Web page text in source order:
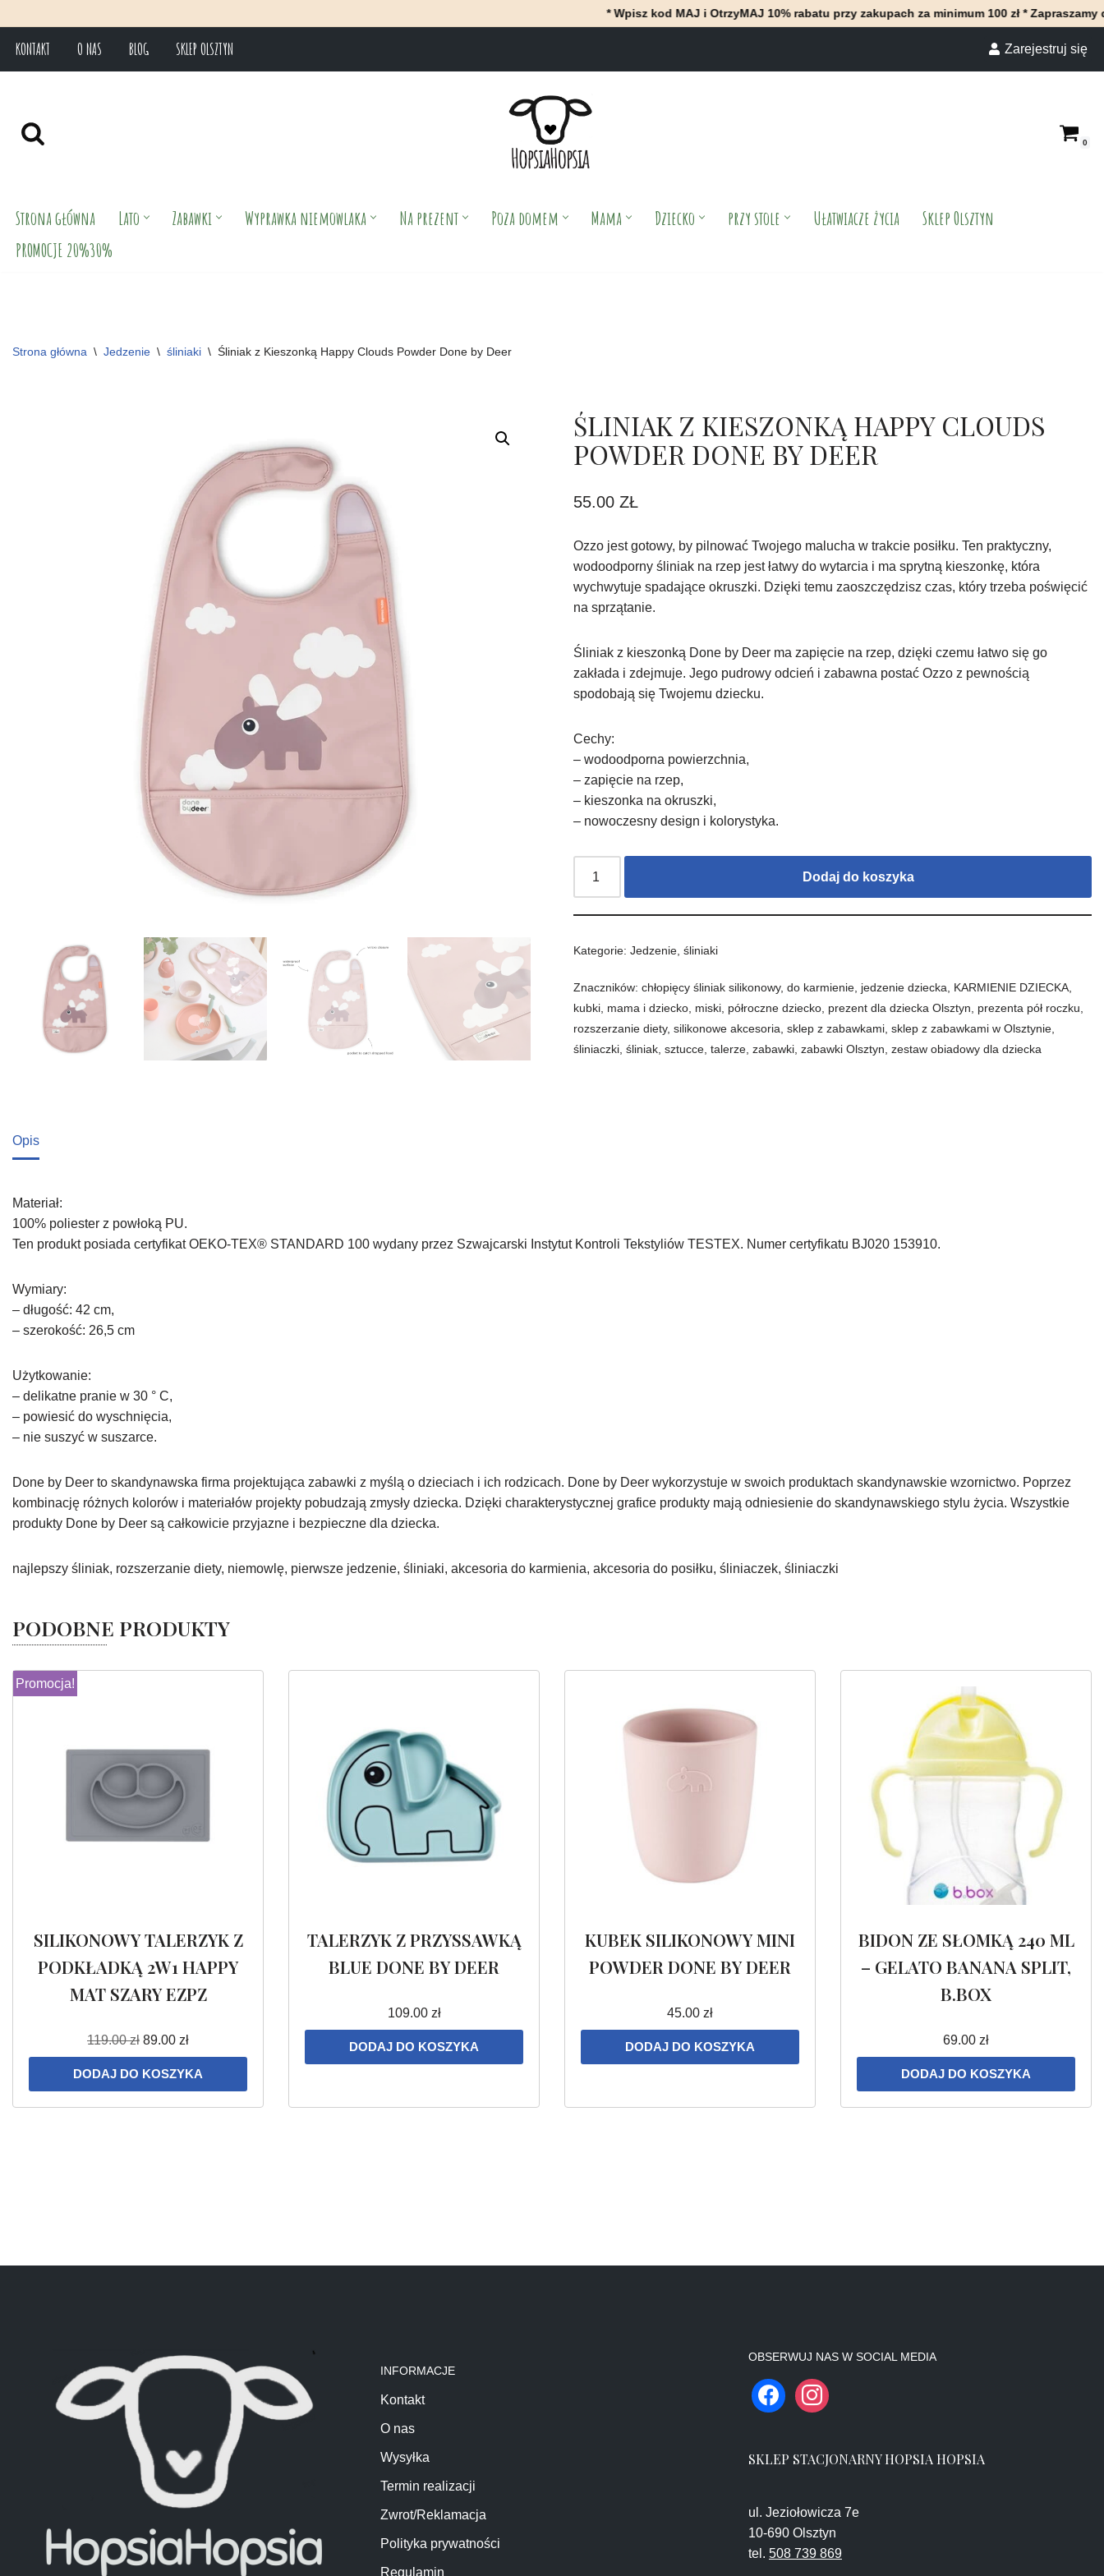
* Wpisz kod MAJ i OtrzyMAJ 10% rabatu przy zakupach za minimum 100 zł * Zapraszamy do
Przejdź
KONTAKT O NAS BLOG SKLEP OLSZTYN Zarejestruj się
0
Strona główna Lato Zabawki Wyprawka niemowlaka Na prezent Poza domem Mama Dziecko przy stole Ułatwiacze życia
Sklep Olsztyn
PROMOCJE 20%30%
Strona główna \ Jedzenie \ śliniaki \ Śliniak z Kieszonką Happy Clouds Powder Done by Deer
ŚLINIAK Z KIESZONKĄ HAPPY CLOUDS
POWDER DONE BY DEER
55.00ZŁ
Ozzo jest gotowy, by pilnować Twojego malucha w trakcie posiłku. Ten praktyczny,
wodoodporny śliniak na rzep jest łatwy do wytarcia i ma sprytną kieszonkę, która
wychwytuje spadające okruszki. Dzięki temu zaoszczędzisz czas, który trzeba poświęcić
na sprzątanie.
Śliniak z kieszonką Done by Deer ma zapięcie na rzep, dzięki czemu łatwo się go
zakłada i zdejmuje. Jego pudrowy odcień i zabawna postać Ozzo z pewnością
spodobają się Twojemu dziecku.
Cechy:
– wodoodporna powierzchnia,
– zapięcie na rzep,
– kieszonka na okruszki,
– nowoczesny design i kolorystyka.
Dodaj do koszyka
Kategorie:Jedzenie ,śliniaki
Znaczników:chłopięcy śliniak silikonowy,do karmienie jedzenie dziecka KARMIENIE DZIECKA
kubki mama i dziecko miski półroczne dziecko prezent dla dziecka Olsztyn prezenta pół roczku
rozszerzanie diety,silikonowe akcesoria ,sklep z zabawkami ,sklep z zabawkami w Olsztynie
śliniaczki ,śliniak ,sztucce ,talerze ,zabawki ,zabawki Olsztyn ,zestaw obiadowy dla dziecka
Opis
Materiał:
100% poliester z powłoką PU.
Ten produkt posiada certyfikat OEKO-TEX® STANDARD 100 wydany przez Szwajcarski Instytut Kontroli Tekstyliów TESTEX. Numer certyfikatu BJ020 153910.
Wymiary:
– długość: 42 cm,
– szerokość: 26,5 cm
Użytkowanie:
– delikatne pranie w 30 ° C,
– powiesić do wyschnięcia,
– nie suszyć w suszarce.
Done by Deer to skandynawska firma projektująca zabawki z myślą o dzieciach i ich rodzicach. Done by Deer wykorzystuje w swoich produktach skandynawskie wzornictwo. Poprzez
kombinację różnych kolorów i materiałów projekty pobudzają zmysły dziecka. Dzięki charakterystycznej grafice produkty mają odniesienie do skandynawskiego stylu życia. Wszystkie
produkty Done by Deer są całkowicie przyjazne i bezpieczne dla dziecka.
najlepszy śliniak, rozszerzanie diety, niemowlę, pierwsze jedzenie, śliniaki, akcesoria do karmienia, akcesoria do posiłku, śliniaczek, śliniaczki
PODOBNE PRODUKTY
Promocja!
SILIKONOWY TALERZYK Z
PODKŁADKĄ 2W1 HAPPY
MAT SZARY EZPZ
119.00zł 89.00 zł
DODAJ DO KOSZYKA
TALERZYK Z PRZYSSAWKĄ
BLUE DONE BY DEER
109.00 zł
DODAJ DO KOSZYKA
KUBEK SILIKONOWY MINI
POWDER DONE BY DEER
45.00 zł
DODAJ DO KOSZYKA
BIDON ZE SŁOMKĄ 240 ML
– GELATO BANANA SPLIT,
B.BOX
69.00 zł
DODAJ DO KOSZYKA
INFORMACJE
Kontakt
O nas
Wysyłka
Termin realizacji
Zwrot/Reklamacja
Polityka prywatności
Regulamin
OBSERWUJ NAS W SOCIAL MEDIA
SKLEP STACJONARNY HOPSIA HOPSIA
ul. Jeziołowicza 7e
10-690 Olsztyn
tel. 508 739 869